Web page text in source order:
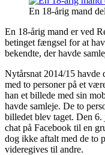
En 18-årig mand
En 18-årig mand er ved
betinget fængsel for at
bekendte, der havde
Nytårsnat 2014/15 havde
med to personer på et
han et billede med sin
havde samleje. De to
billedet blev taget. Den 6.
chat på Facebook til en
dog ikke aftalt med de to
videregives til andre.